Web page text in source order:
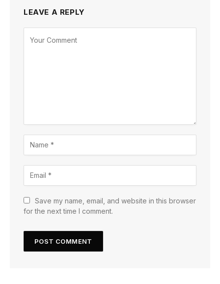
LEAVE A REPLY
Save my name, email, and website in this browser
for the next time I comment.